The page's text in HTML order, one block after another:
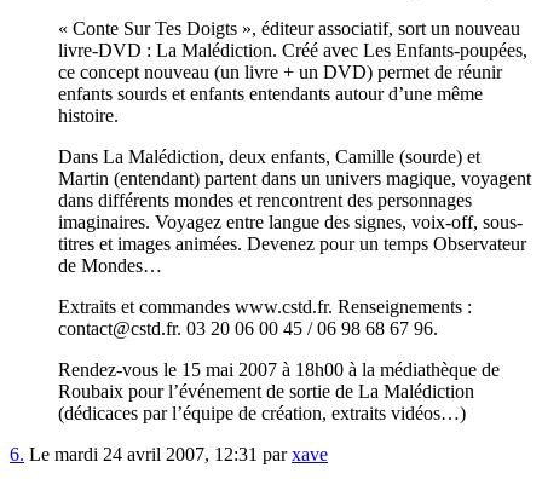
« Conte Sur Tes Doigts », éditeur associatif, sort un nouveau
livre-DVD : La Malédiction. Créé avec Les Enfants-poupées,
ce concept nouveau (un livre + un DVD) permet de réunir
enfants sourds et enfants entendants autour d’une même
histoire.
Dans La Malédiction, deux enfants, Camille (sourde) et
Martin (entendant) partent dans un univers magique, voyagent
dans différents mondes et rencontrent des personnages
imaginaires. Voyagez entre langue des signes, voix-off, sous-
titres et images animées. Devenez pour un temps Observateur
de Mondes…
Extraits et commandes www.cstd.fr. Renseignements :
contact@cstd.fr. 03 20 06 00 45 / 06 98 68 67 96.
Rendez-vous le 15 mai 2007 à 18h00 à la médiathèque de
Roubaix pour l’événement de sortie de La Malédiction
(dédicaces par l’équipe de création, extraits vidéos…)
6. Le mardi 24 avril 2007, 12:31 parxave